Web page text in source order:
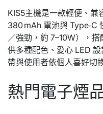
KIS5主機是一款輕便、兼
380 mAh 電池與 Type‑C
／強勁，約 7–10W），
供多種配色、愛心 LED
帶與使用者依個人喜好切
熱門電子煙